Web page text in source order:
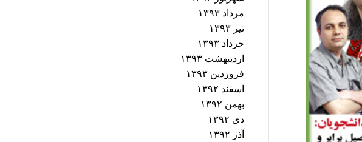
مرداد ۱۳۹۳
تیر ۱۳۹۳
خرداد ۱۳۹۳
اردیبهشت ۱۳۹۳
فروردین ۱۳۹۳
اسفند ۱۳۹۲
بهمن ۱۳۹۲
دی ۱۳۹۲
آذر ۱۳۹۲